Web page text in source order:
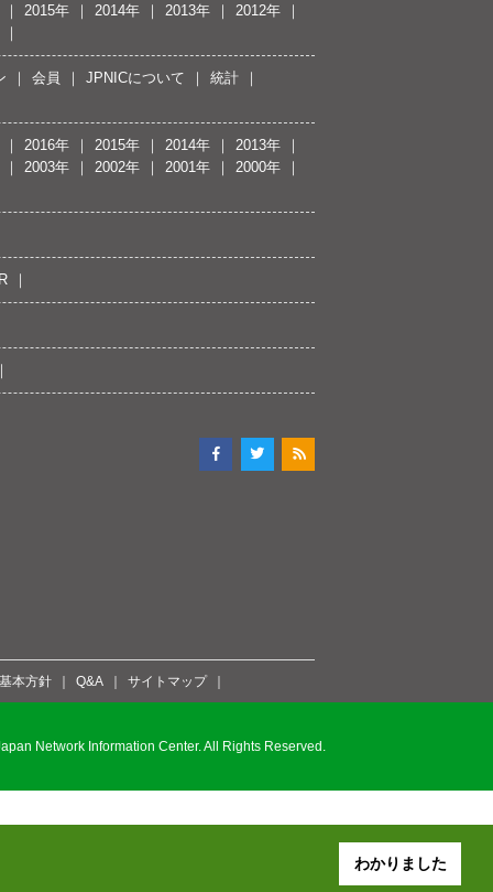
わかりました
2015年 2014年 2013年 2012年
会員 JPNICについて 統計
2016年 2015年 2014年
2013年
2003年
2002年 2001年 2000年
本方針 Q&A サイトマップ
Network Information Center. All Rights Reserved.